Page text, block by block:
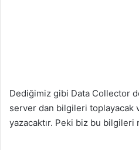
Dediğimiz gibi Data Collector
server dan bilgileri toplayacak
yazacaktır. Peki biz bu bilgileri